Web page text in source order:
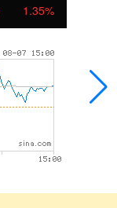
1.35%